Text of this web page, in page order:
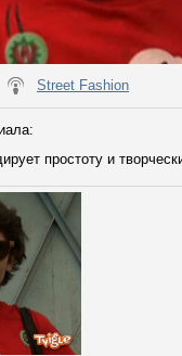
Street Fashion
:
простоту и